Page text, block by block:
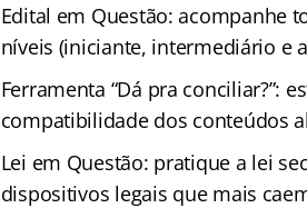
Edital em Questão: acompanhe
níveis (iniciante, intermediário e
Ferramenta “Dá pra conciliar?”:
compatibilidade dos conteúdos
Lei em Questão: pratique a lei
dispositivos legais que mais